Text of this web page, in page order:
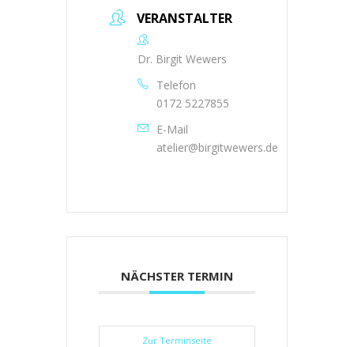
VERANSTALTER
Dr. Birgit Wewers
Telefon
0172 5227855
E-Mail
atelier@birgitwewers.de
NÄCHSTER TERMIN
Zur Terminseite